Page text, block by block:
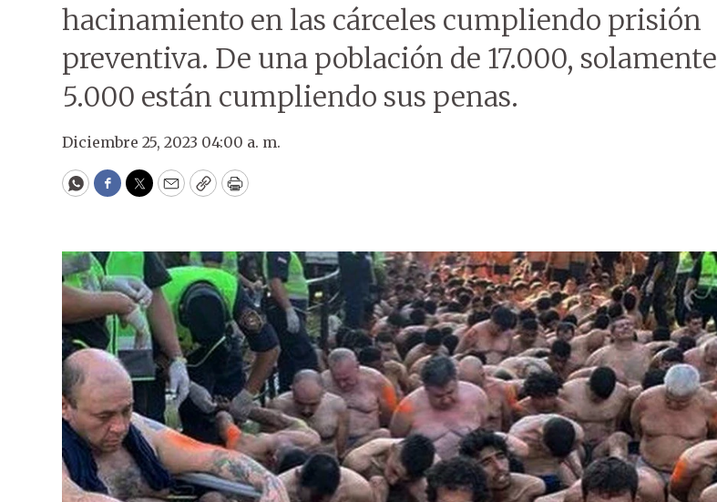
hacinamiento en las cárceles cumpliendo prisión
preventiva. De una población de 17.000, solamente
5.000 están cumpliendo sus penas.
Diciembre 25, 2023 04:00 a. m.
WhatsApp
Facebook
Twitter
EmailCopyPrint